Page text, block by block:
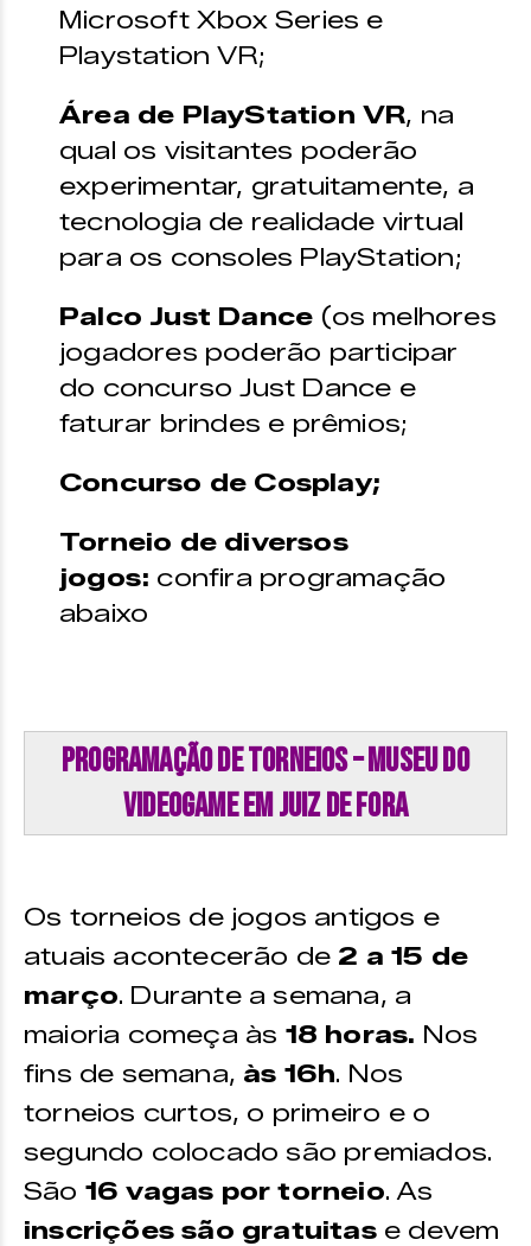
Microsoft Xbox Series e
Playstation VR;
Área de PlayStation VR, na
qual os visitantes poderão
experimentar, gratuitamente, a
tecnologia de realidade virtual
para os consoles PlayStation;
Palco Just Dance (os melhores
jogadores poderão participar
do concurso Just Dance e
faturar brindes e prêmios;
Concurso de Cosplay;
Torneio de diversos
jogos: confira programação
abaixo
Programação de Torneios – Museu do
Videogame em Juiz de Fora
Os torneios de jogos antigos e
atuais acontecerão de 2 a 15 de
março. Durante a semana, a
maioria começa às 18 horas. Nos
fins de semana, às 16h. Nos
torneios curtos, o primeiro e o
segundo colocado são premiados.
São 16 vagas por torneio. As
inscrições são gratuitas e devem